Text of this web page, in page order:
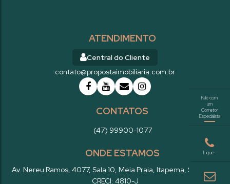
ATENDIMENTO
Central do Cliente
contato@propostaimobiliaria.com.br
CONTATOS
(47) 99900-1077
ONDE ESTAMOS
Av. Nereu Ramos, 4077, Sala 10, Meia Praia, Itapema, SC
Brasil
CRECI: 4810-J